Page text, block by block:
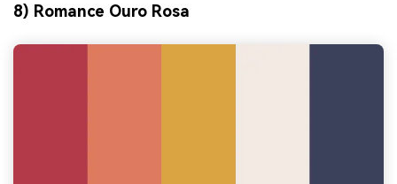
8) Romance Ouro Rosa